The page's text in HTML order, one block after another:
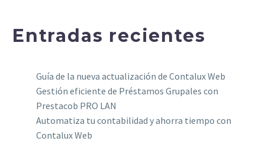
Entradas recientes
Guía de la nueva actualización de Contalux Web
Gestión eficiente de Préstamos Grupales con
Prestacob PRO LAN
Automatiza tu contabilidad y ahorra tiempo con
Contalux Web